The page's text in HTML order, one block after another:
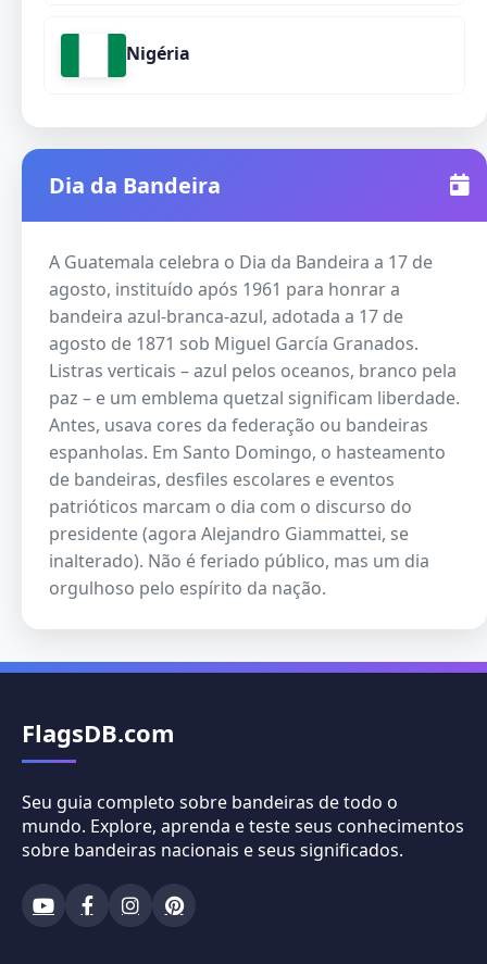
Nigéria
Dia da Bandeira
A Guatemala celebra o Dia da Bandeira a 17 de
agosto, instituído após 1961 para honrar a
bandeira azul-branca-azul, adotada a 17 de
agosto de 1871 sob Miguel García Granados.
Listras verticais – azul pelos oceanos, branco pela
paz – e um emblema quetzal significam liberdade.
Antes, usava cores da federação ou bandeiras
espanholas. Em Santo Domingo, o hasteamento
de bandeiras, desfiles escolares e eventos
patrióticos marcam o dia com o discurso do
presidente (agora Alejandro Giammattei, se
inalterado). Não é feriado público, mas um dia
orgulhoso pelo espírito da nação.
FlagsDB.com
Seu guia completo sobre bandeiras de todo o
mundo. Explore, aprenda e teste seus conhecimentos
sobre bandeiras nacionais e seus significados.